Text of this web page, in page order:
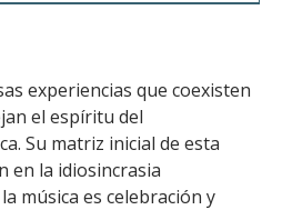
E INVESTIGACIÓN
experiencias que coexisten
el espíritu del
Su matriz inicial de esta
en la idiosincrasia
música es celebración y